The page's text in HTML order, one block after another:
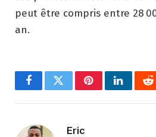
peut être compris entre 28
an.
FacebookTwitterPinterest
Eric